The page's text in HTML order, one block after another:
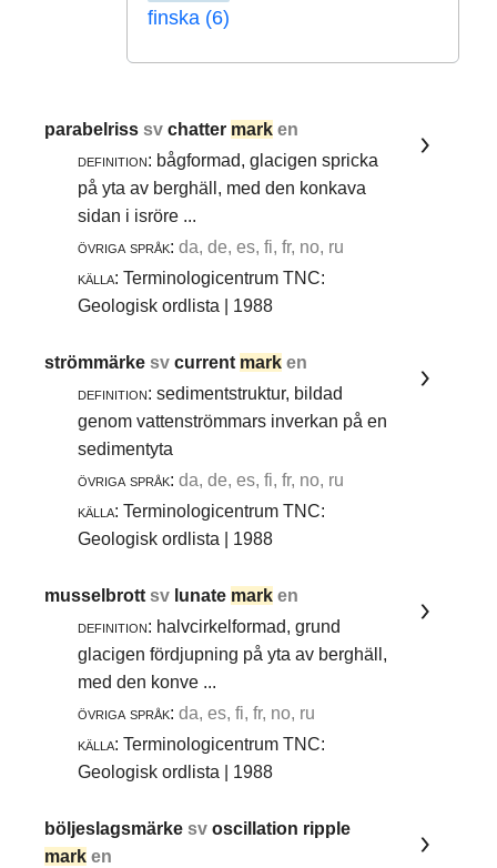
finska (6)
parabelrisssvchatter mark en
definition: bågformad, glacigen spricka
på yta av berghäll, med den konkava
sidan i isröre ...
övriga språk: da, de, es, fi, fr, no, ru
källa: Terminologicentrum TNC:
Geologisk ordlista | 1988
strömmärkesvcurrent mark en
definition: sedimentstruktur, bildad
genom vattenströmmars inverkan på en
sedimentyta
övriga språk: da, de, es, fi, fr, no, ru
källa: Terminologicentrum TNC:
Geologisk ordlista | 1988
musselbrottsv lunate mark en
definition: halvcirkelformad, grund
glacigen fördjupning på yta av berghäll,
med den konve ...
övriga språk: da, es, fi, fr, no, ru
källa: Terminologicentrum TNC:
Geologisk ordlista | 1988
böljeslagsmärkesvoscillation ripple
mark en